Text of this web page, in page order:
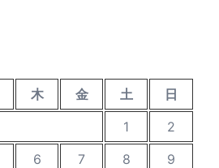
木 金 土
日
1
2
6 7 8
9